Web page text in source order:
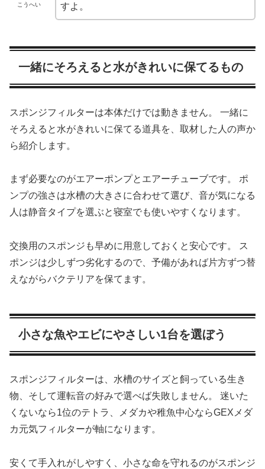
こうへい
すよ。
一緒にそろえると水がきれいに保てるもの
スポンジフィルターは本体だけでは動きません。 一緒に
そろえると水がきれいに保てる道具を、取材した人の声か
ら紹介します。
まず必要なのがエアーポンプとエアーチューブです。 ポ
ンプの強さは水槽の大きさに合わせて選び、音が気になる
人は静音タイプを選ぶと寝室でも使いやすくなります。
交換用のスポンジも早めに用意しておくと安心です。 ス
ポンジは少しずつ劣化するので、予備があれば片方ずつ替
えながらバクテリアを保てます。
小さな魚やエビにやさしい1台を選ぼう
スポンジフィルターは、水槽のサイズと飼っている生き
物、そして運転音の好みで選べば失敗しません。 迷いた
くないなら1位のテトラ、メダカや稚魚中心ならGEXメダ
カ元気フィルターが軸になります。
安くて手入れがしやすく、小さな命を守れるのがスポンジ